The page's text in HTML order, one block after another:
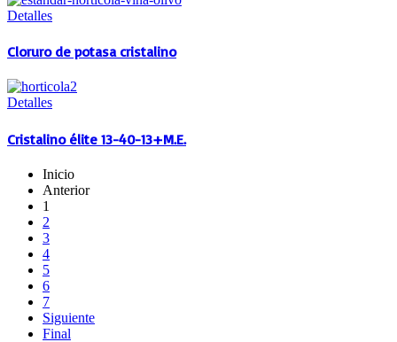
Detalles
Cloruro de potasa cristalino
Detalles
Cristalino élite 13-40-13+M.E.
Inicio
Anterior
1
2
3
4
5
6
7
Siguiente
Final